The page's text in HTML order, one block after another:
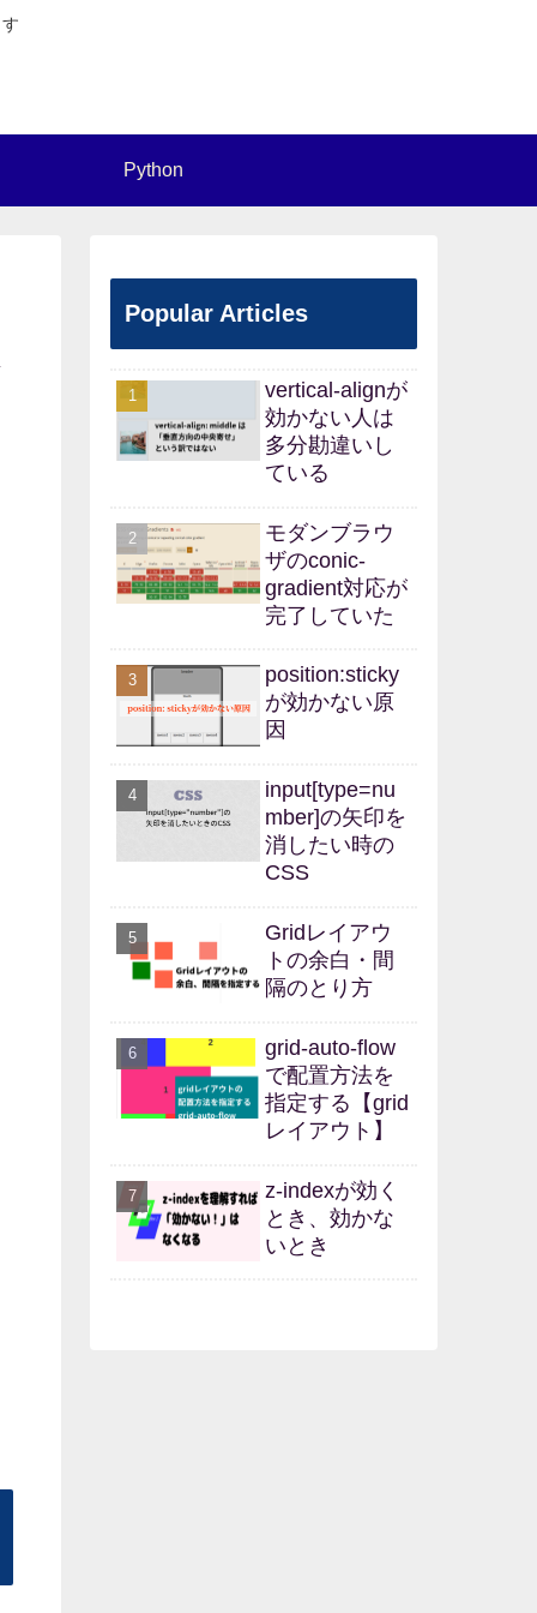
Python
Popular Articles
vertical-alignが
効かない人は
多分勘違いし
ている
モダンブラウ
ザのconic-
gradient対応が
完了していた
position:sticky
が効かない原
因
input[type=nu
mber]の矢印を
消したい時の
CSS
Gridレイアウ
トの余白・間
隔のとり方
grid-auto-flow
で配置方法を
指定する【grid
レイアウト】
z-indexが効く
とき、効かな
いとき